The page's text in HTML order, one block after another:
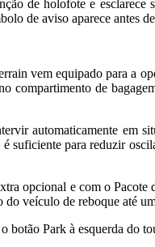
de holofote e
de aviso aparece antes
vem equipado para a
de
automaticamente em
suficiente para reduzir
opcional e com o
veículo de reboque até
botão Park à esquerda do